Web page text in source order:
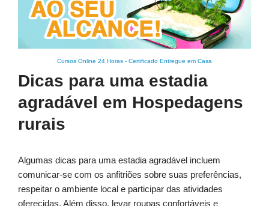
Cursos Online 24 Horas - Certificado Entregue em Casa
Dicas para uma estadia
agradável em Hospedagens
rurais
Algumas dicas para uma estadia agradável incluem
comunicar-se com os anfitriões sobre suas preferências,
respeitar o ambiente local e participar das atividades
oferecidas. Além disso, levar roupas confortáveis e